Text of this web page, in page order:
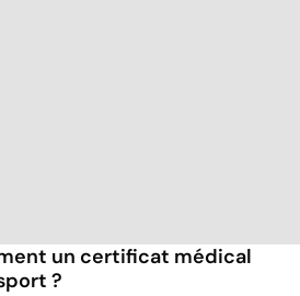
un certificat médical
?